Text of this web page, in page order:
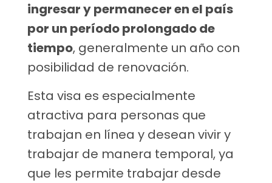
ingresar y permanecer en el país
por un período prolongado de
tiempo, generalmente un año con
posibilidad de renovación.
Esta visa es especialmente
atractiva para personas que
trabajan en línea y desean vivir y
trabajar de manera temporal, ya
que les permite trabajar desde